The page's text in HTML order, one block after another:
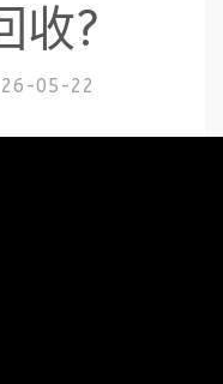
收?
05-22